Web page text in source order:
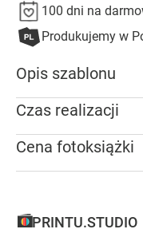
100 dni na
Produkujemy w
Opis szablonu
Czas realizacji
Cena fotoksiążki
PRINTU.STUDIO